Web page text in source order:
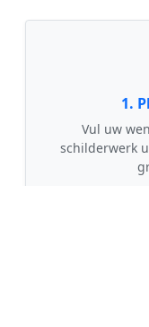
1.
Vul uw
schilderwerk